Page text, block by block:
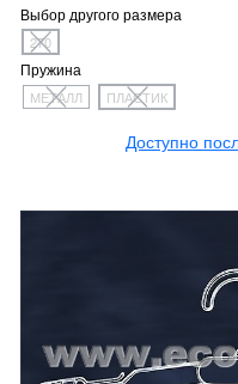
Выбор другого размера
270
Пружина
МЕТАЛЛ ПЛАСТИК
Доступно